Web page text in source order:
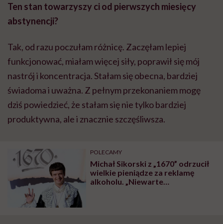
Ten stan towarzyszy ci od pierwszych miesięcy
abstynencji?
Tak, od razu poczułam różnicę. Zaczęłam lepiej
funkcjonować, miałam więcej siły, poprawił się mój
nastrój i koncentracja. Stałam się obecna, bardziej
świadoma i uważna. Z pełnym przekonaniem mogę
dziś powiedzieć, że stałam się nie tylko bardziej
produktywna, ale i znacznie szczęśliwsza.
POLECAMY
Michał Sikorski z „1670” odrzucił
wielkie pieniądze za reklamę
alkoholu. „Niewarte